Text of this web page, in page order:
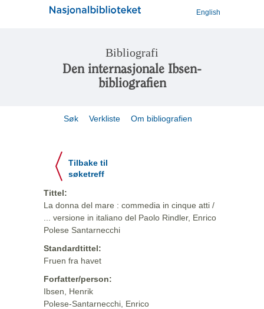
English
Bibliografi
Den internasjonale Ibsen-
bibliografien
Søk Verkliste Om bibliografien
Tilbake til
søketreff
Tittel:
La donna del mare : commedia in cinque atti /
... versione in italiano del Paolo Rindler, Enrico
Polese Santarnecchi
Standardtittel:
Fruen fra havet
Forfatter/person:
Ibsen, Henrik
Polese-Santarnecchi, Enrico